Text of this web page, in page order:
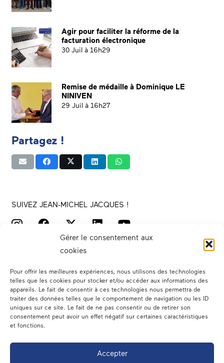
Gérer le consentement aux
cookies
Pour offrir les meilleures expériences, nous utilisons des technologies
telles que les cookies pour stocker et/ou accéder aux informations des
appareils. Le fait de consentir à ces technologies nous permettra de
traiter des données telles que le comportement de navigation ou les ID
uniques sur ce site. Le fait de ne pas consentir ou de retirer son
consentement peut avoir un effet négatif sur certaines caractéristiques
et fonctions.
Accepter
Agir pour faciliter la réforme de la
facturation électronique
30 Juil à 16h29
Remise de médaille à Dominique LE
NINIVEN
29 Juil à 16h27
Partagez !
SUIVEZ JEAN-MICHEL JACQUES !
Votre député
Dans les médias